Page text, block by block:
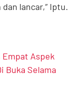
lancar,” Iptu.
Aspek
Buka Selama